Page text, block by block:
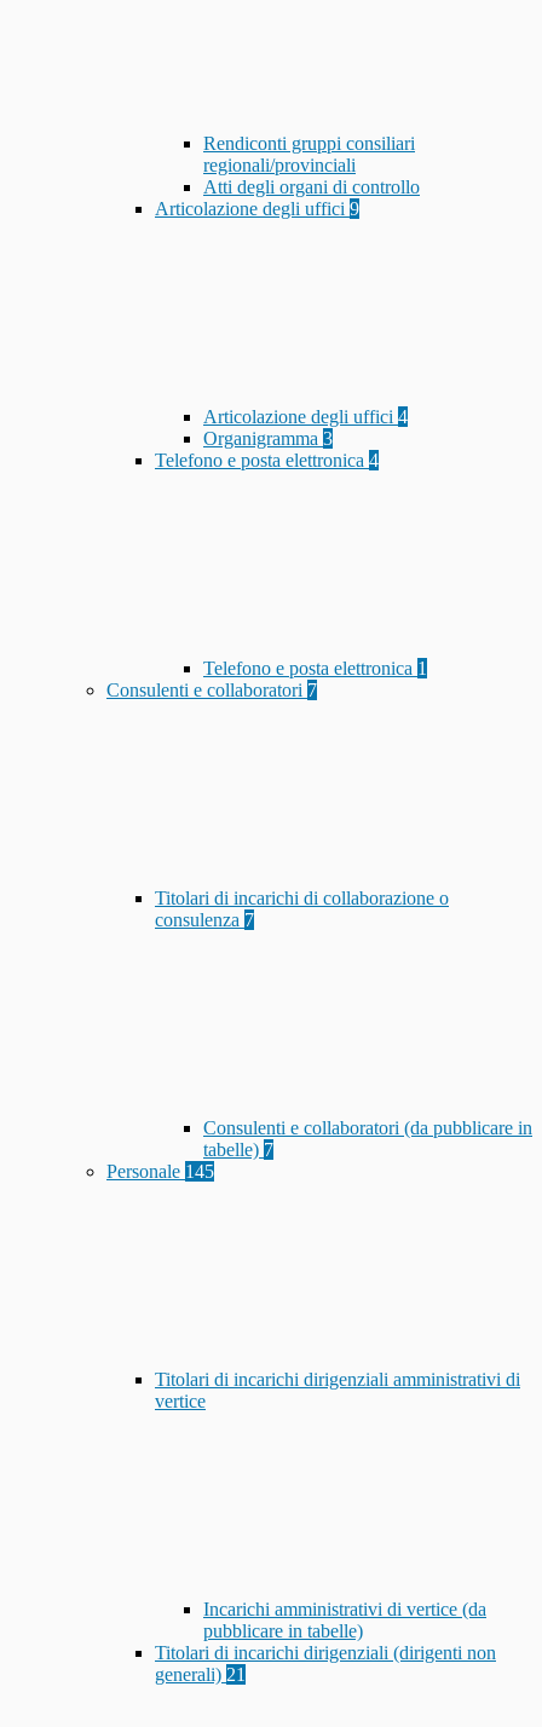
Rendiconti gruppi consiliari
regionali/provinciali
Atti degli organi di controllo
Articolazione degli uffici 9
Articolazione degli uffici 4
Organigramma 3
Telefono e posta elettronica 4
Telefono e posta elettronica 1
Consulenti e collaboratori 7
Titolari di incarichi di collaborazione o
consulenza 7
Consulenti e collaboratori (da pubblicare in
tabelle) 7
Personale 145
Titolari di incarichi dirigenziali amministrativi di
vertice
Incarichi amministrativi di vertice (da
pubblicare in tabelle)
Titolari di incarichi dirigenziali (dirigenti non
generali) 21